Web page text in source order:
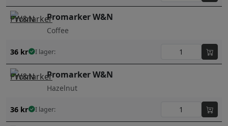
Promarker W&N
Coffee
36 kr I lager:
Promarker W&N
Hazelnut
36 kr I lager: